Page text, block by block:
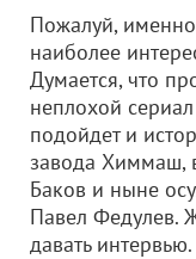
Пожалуй,
наиболее
Думается, что
неплохой
подойдет и
завода Химмаш,
Баков и ныне
Павел Федулев.
давать интервью.